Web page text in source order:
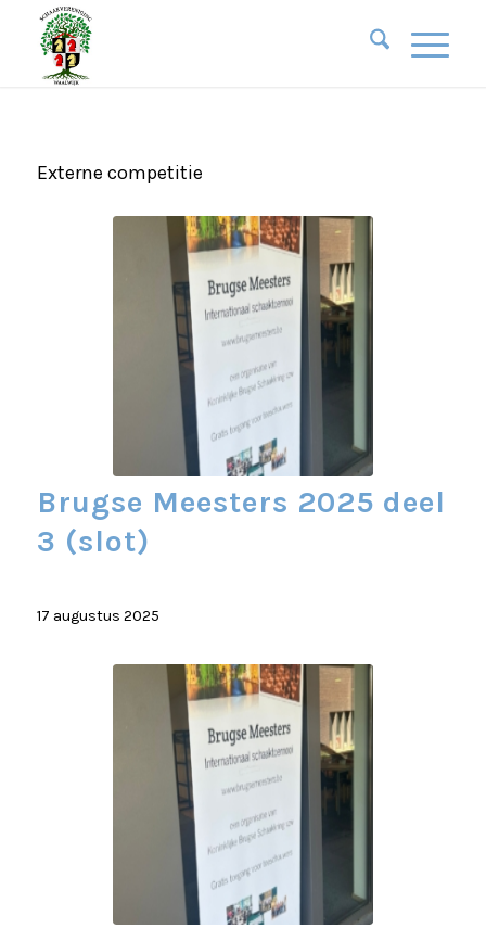
Externe competitie
Brugse Meesters 2025 deel
3 (slot)
17 augustus 2025